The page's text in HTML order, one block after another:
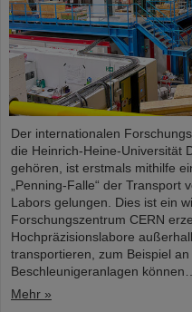
Der internationalen
die Heinrich-Heine-Universität
gehören, ist erstmals mithilfe
„Penning-Falle“ der Transport
Labors gelungen. Dies ist ein
Forschungszentrum CERN
Hochpräzisionslabore
transportieren, zum Beispiel
Beschleunigeranlagen
Mehr »